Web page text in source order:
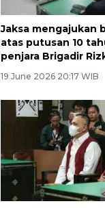
Jaksa mengajukan
atas putusan 10
penjara Brigadir
19 June 2026 20:17 WIB